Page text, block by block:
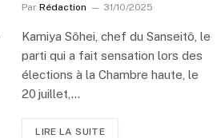
Par Rédaction 31/10/2025
Kamiya Sôhei, chef du Sanseitô, le
parti qui a fait sensation lors des
élections à la Chambre haute, le
20 juillet,…
LIRE LA SUITE